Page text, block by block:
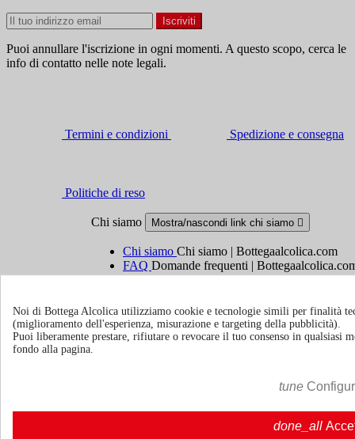
Puoi annullare l'iscrizione in ogni momenti. A questo scopo, cerca le
info di contatto nelle note legali.
Termini e condizioni Spedizione e consegna
Politiche di reso
Chi siamo Mostra/nascondi link chi siamo 
Chi siamo Chi siamo | Bottegaalcolica.com
FAQ Domande frequenti |
Contattaci
Informazioni Mostra/nascondi link informazioni
Noi di Bottega Alcolica utilizziamo cookie e tecnologie simili per finalità
(miglioramento dell'esperienza, misurazione e targeting della pubblicità).
Puoi liberamente prestare, rifiutare o revocare il tuo consenso in qualsiasi
fondo alla pagina.
tune
done_all